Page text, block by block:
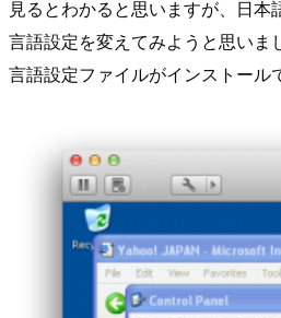
見るとわかると思いますが、日本
言語設定を変えてみようと思いま
言語設定ファイルがインストール